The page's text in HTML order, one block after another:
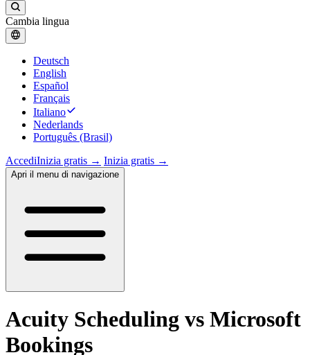
Cambia lingua
Deutsch
English
Español
Français
Italiano
Nederlands
Português (Brasil)
AccediInizia gratis → Inizia gratis →
Apri il menu di navigazione
Acuity Scheduling vs Microsoft
Bookings